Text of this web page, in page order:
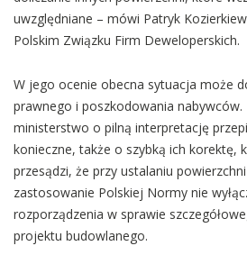
uwzględniane – mówi Patryk
Polskim Związku Firm Deweloperskich.
W jego ocenie obecna sytuacja może
prawnego i poszkodowania
ministerstwo o pilną interpretację
konieczne, także o szybką ich korektę,
przesądzi, że przy ustalaniu
zastosowanie Polskiej Normy nie
rozporządzenia w sprawie
projektu budowlanego.